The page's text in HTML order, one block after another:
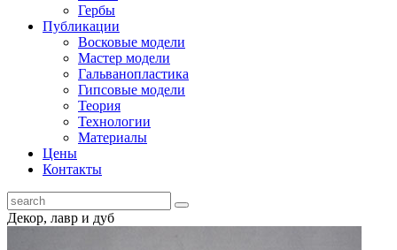
Гербы
Публикации
Восковые модели
Мастер модели
Гальванопластика
Гипсовые модели
Теория
Технологии
Материалы
Цены
Контакты
Декор, лавр и дуб